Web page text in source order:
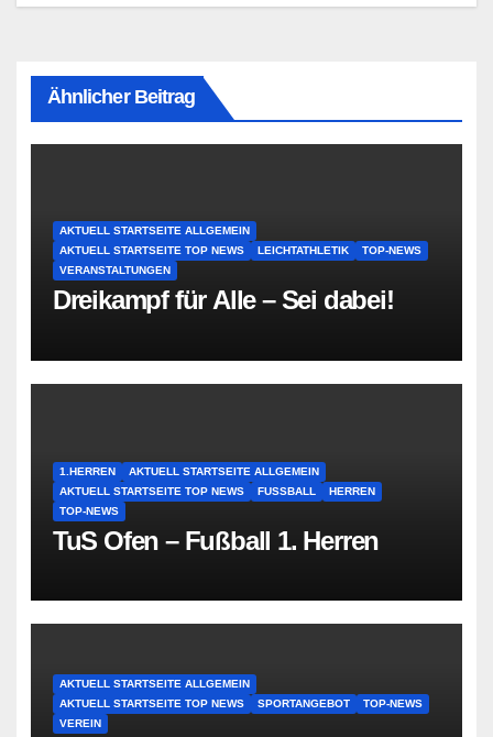
Ähnlicher Beitrag
AKTUELL STARTSEITE ALLGEMEIN
AKTUELL STARTSEITE TOP NEWS
LEICHTATHLETIK
TOP-NEWS
VERANSTALTUNGEN
Dreikampf für Alle – Sei dabei!
1.HERREN
AKTUELL STARTSEITE ALLGEMEIN
AKTUELL STARTSEITE TOP NEWS
FUSSBALL
HERREN
TOP-NEWS
TuS Ofen – Fußball 1. Herren
AKTUELL STARTSEITE ALLGEMEIN
AKTUELL STARTSEITE TOP NEWS
SPORTANGEBOT
TOP-NEWS
VEREIN